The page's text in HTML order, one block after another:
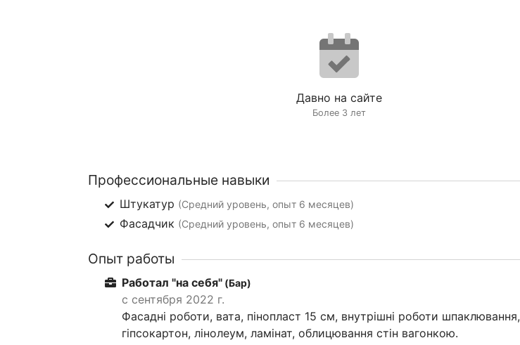
Давно на сайте
Более 3 лет
Профессиональные навыки
Штукатур (Средний уровень, опыт 6 месяцев)
Фасадчик (Средний уровень, опыт 6 месяцев)
Опыт работы
Работал "на себя" (Бар)
с сентября 2022 г.
Фасадні роботи, вата, пінопласт 15 см, внутрішні роботи шпаклювання,
гіпсокартон, лінолеум, ламінат, облицювання стін вагонкою.